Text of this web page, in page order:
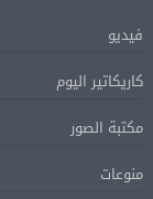
فيديو
كاريكاتير اليوم
مكتبة الصور
منوعات